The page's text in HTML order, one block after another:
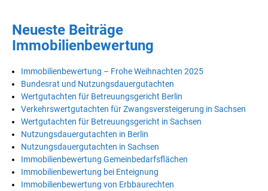
Neueste Beiträge
Immobilienbewertung
Immobilienbewertung – Frohe Weihnachten 2025
Bundesrat und Nutzungsdauergutachten
Wertgutachten für Betreuungsgericht Berlin
Verkehrswertgutachten für Zwangsversteigerung in Sachsen
Wertgutachten für Betreuungsgericht in Sachsen
Nutzungsdauergutachten in Berlin
Nutzungsdauergutachten in Sachsen
Immobilienbewertung Gemeinbedarfsflächen
Immobilienbewertung bei Enteignung
Immobilienbewertung von Erbbaurechten